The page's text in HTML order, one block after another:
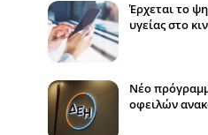
Έρχεται το
υγείας στο
Νέο
οφειλών